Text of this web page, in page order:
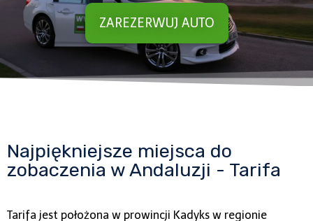
ZAREZERWUJ AUTO
Najpiękniejsze miejsca do
zobaczenia w Andaluzji - Tarifa
Tarifa jest położona w prowincji Kadyks w regionie